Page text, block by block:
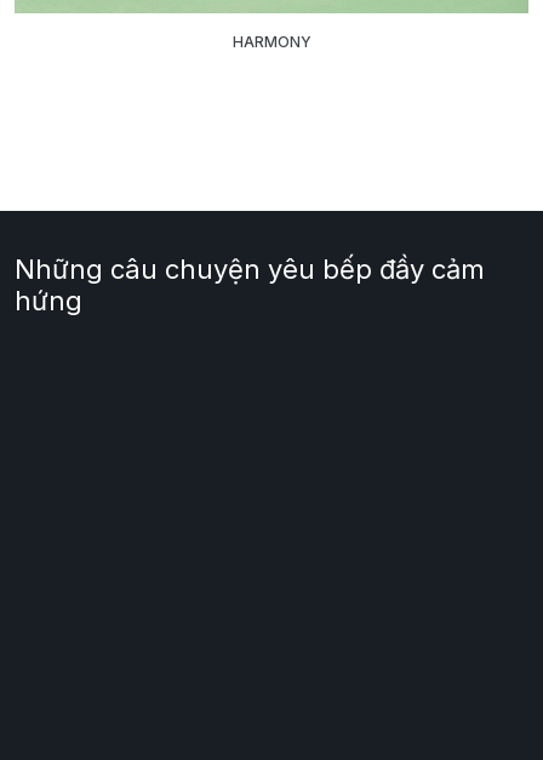
HARMONY
Những câu chuyện yêu bếp đầy cảm
hứng